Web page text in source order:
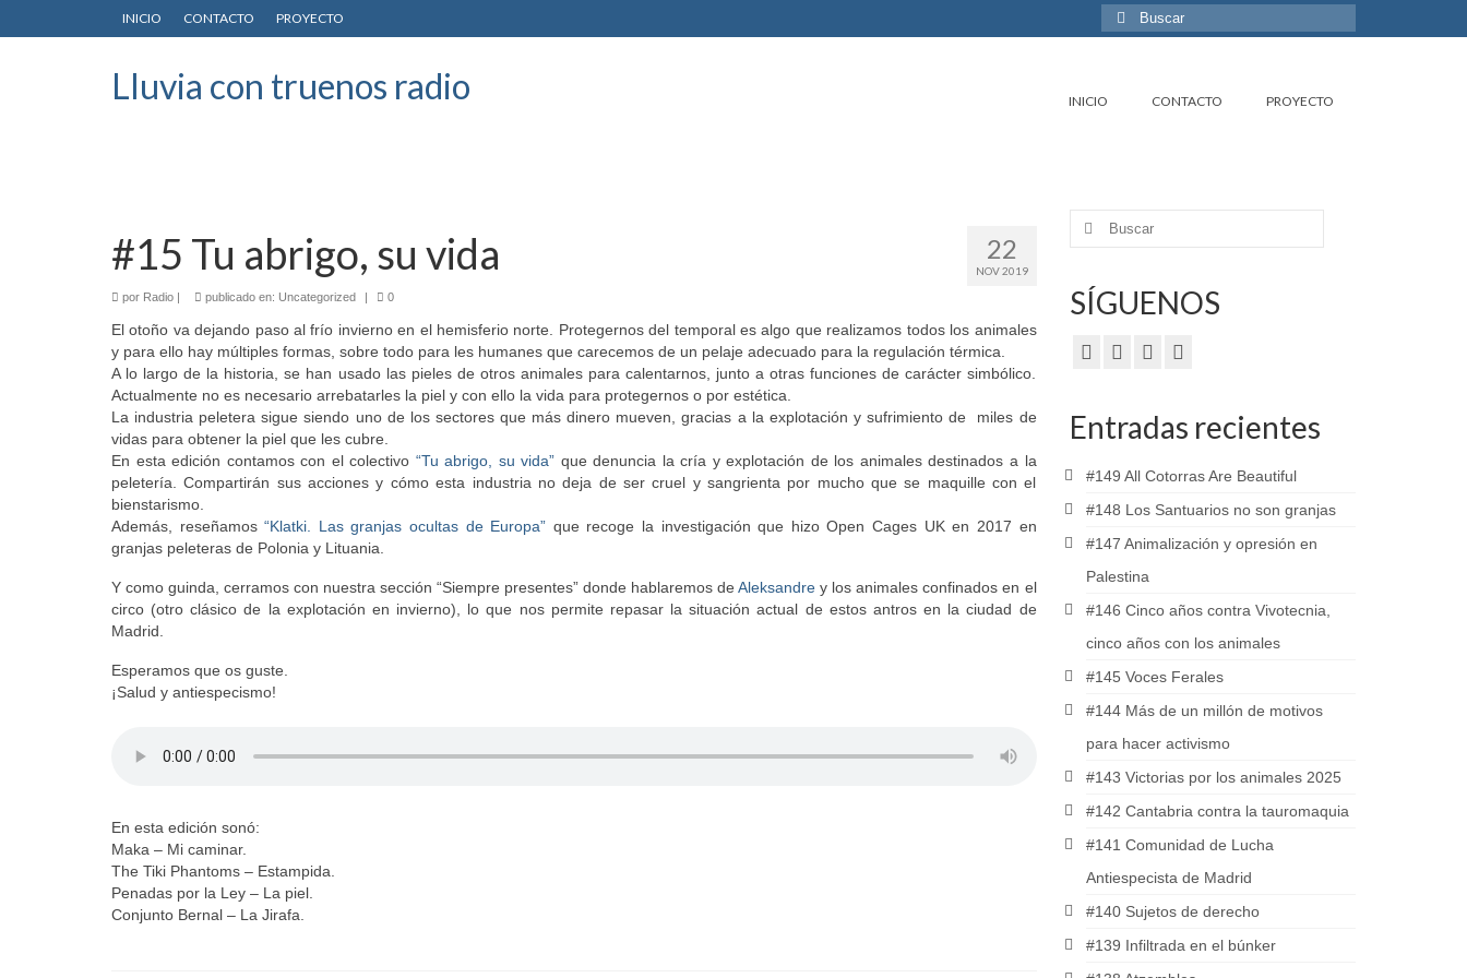
INICIO CONTACTO PROYECTO
Buscar
por:
Lluvia con truenos radio INICIO CONTACTO PROYECTO
22
NOV 2019
#15 Tu abrigo, su vida
por Radio | publicado en: Uncategorized | 0
El otoño va dejando paso al frío invierno en el hemisferio norte. Protegernos del temporal es algo que realizamos todos los animales
y para ello hay múltiples formas, sobre todo para les humanes que carecemos de un pelaje adecuado para la regulación térmica.
A lo largo de la historia, se han usado las pieles de otros animales para calentarnos, junto a otras funciones de carácter simbólico.
Actualmente no es necesario arrebatarles la piel y con ello la vida para protegernos o por estética.
La industria peletera sigue siendo uno de los sectores que más dinero mueven, gracias a la explotación y sufrimiento de miles de
vidas para obtener la piel que les cubre.
En esta edición contamos con el colectivo “Tu abrigo, su vida” que denuncia la cría y explotación de los animales destinados a la
peletería. Compartirán sus acciones y cómo esta industria no deja de ser cruel y sangrienta por mucho que se maquille con el
bienstarismo.
Además, reseñamos“Klatki. Las granjas ocultas de Europa” que recoge la investigación que hizo Open Cages UK en 2017 en
granjas peleteras de Polonia y Lituania.
Y como guinda, cerramos con nuestra sección “Siempre presentes” donde hablaremos deAleksandre y los animales confinados en el
circo (otro clásico de la explotación en invierno), lo que nos permite repasar la situación actual de estos antros en la ciudad de
Madrid.
Esperamos que os guste.
¡Salud y antiespecismo!
En esta edición sonó:
Maka – Mi caminar.
The Tiki Phantoms – Estampida.
Penadas por la Ley – La piel.
Conjunto Bernal – La Jirafa.
Buscar
SÍGUENOS
Entradas recientes
#149 All Cotorras Are Beautiful
#148 Los Santuarios no son granjas
#147 Animalización y opresión en
Palestina
#146 Cinco años contra Vivotecnia,
cinco años con los animales
#145 Voces Ferales
#144 Más de un millón de motivos
para hacer activismo
#143 Victorias por los animales 2025
#142 Cantabria contra la tauromaquia
#141 Comunidad de Lucha
Antiespecista de Madrid
#140 Sujetos de derecho
#139 Infiltrada en el búnker